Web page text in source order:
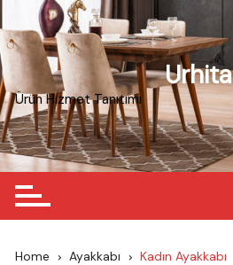
to
content
Urhita
Ürün Hizmet Tanıtımı
Home Ayakkabı Kadın Ayakkabı